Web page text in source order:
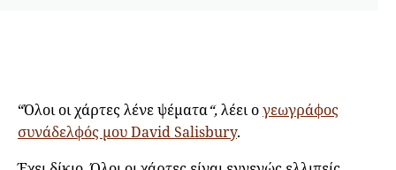
“Όλοι οι χάρτες λένε ψέματα“,λέει ογεωγράφος
συνάδελφός μου David Salisbury.